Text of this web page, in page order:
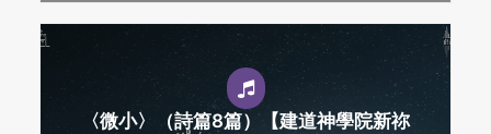
〈微小〉（詩篇8篇）【建道神學院新祢